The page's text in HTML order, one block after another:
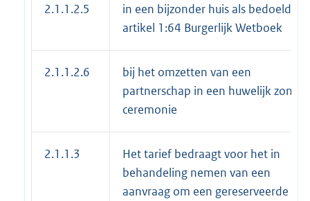
2.1.1.2.5
in een bijzonder huis als bedoeld in
artikel 1:64 Burgerlijk Wetboek
2.1.1.2.6
bij het omzetten van een
partnerschap in een huwelijk zonder
ceremonie
2.1.1.3
Het tarief bedraagt voor het in
behandeling nemen van een
aanvraag om een gereserveerde